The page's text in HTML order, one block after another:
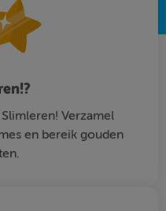
Verzamel
en bereik gouden